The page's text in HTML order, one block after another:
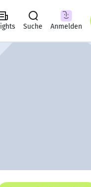
Suche Anmelden